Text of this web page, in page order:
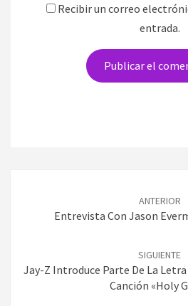
Recibir un correo
entrada.
entradas
ANTERIOR
Entrevista Con Jason
SIGUIENTE
Jay-Z Introduce Parte De La Letra
Canción «Holy